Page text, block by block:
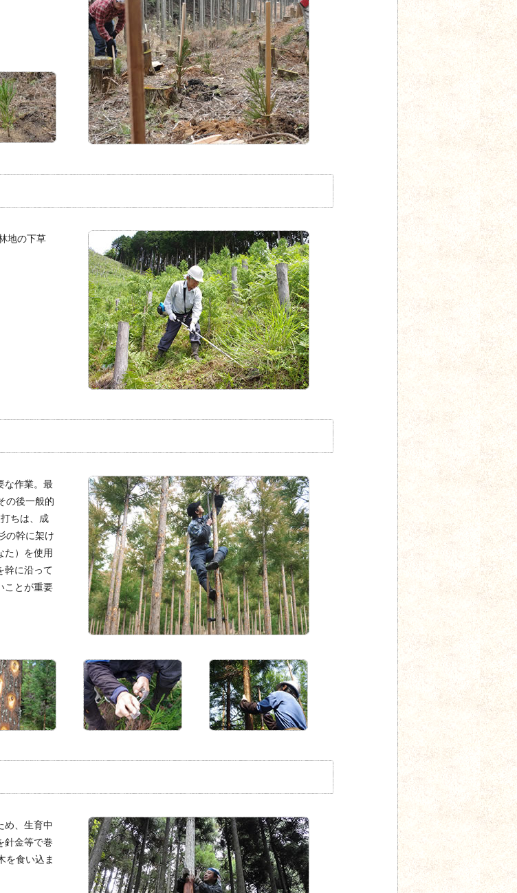
地の下草
な作業。最
の後一般的
ちは、成
の幹に架け
た）を使用
幹に沿って
ことが重要
め、生育中
針金等で巻
を食い込ま